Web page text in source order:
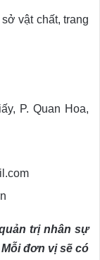
vật chất, trang
P. Quan Hoa,
trị nhân sự
đơn vị sẽ có